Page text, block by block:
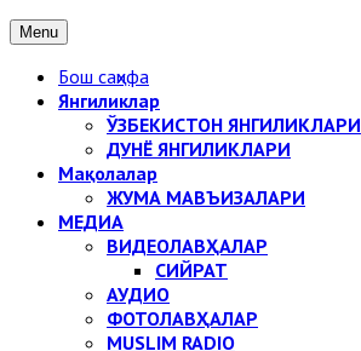
Menu
Бош саҳифа
Янгиликлар
ЎЗБЕКИСТОН ЯНГИЛИКЛАРИ
ДУНЁ ЯНГИЛИКЛАРИ
Мақолалар
ЖУМА МАВЪИЗАЛАРИ
МЕДИА
ВИДЕОЛАВҲАЛАР
СИЙРАТ
АУДИО
ФОТОЛАВҲАЛАР
MUSLIM RADIO